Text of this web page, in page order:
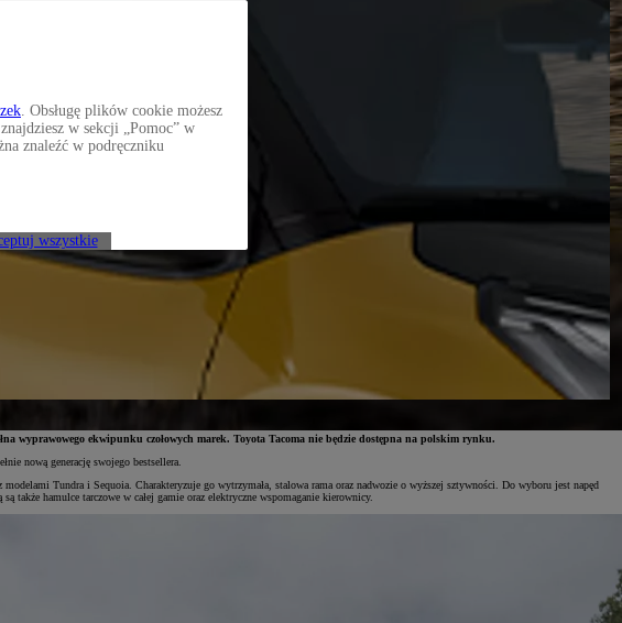
wyprawowego ekwipunku czołowych marek. Toyota Tacoma nie będzie dostępna na polskim rynku.
nową generację swojego bestsellera.
Tundra i Sequoia. Charakteryzuje go wytrzymała, stalowa rama oraz nadwozie o wyższej sztywności. Do wyboru jest napęd
także hamulce tarczowe w całej gamie oraz elektryczne wspomaganie kierownicy.
. Obsługę plików cookie możesz
w sekcji „Pomoc” w
znaleźć w podręczniku
wszystkie